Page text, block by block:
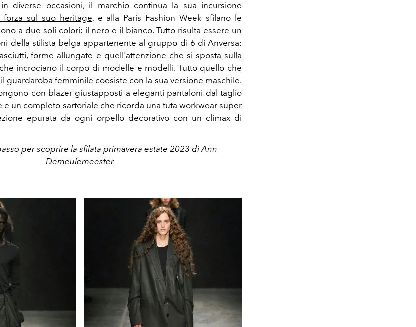
diverse occasioni, il marchio continua la sua incursione
forza sul suo heritage, e alla Paris Fashion Week sfilano le
a due soli colori: il nero e il bianco.Tutto risulta essere un
della stilista belga appartenente al gruppo di 6 di Anversa:
forme allungate e quell'attenzione che si sposta sulla
incrociano il corpo di modelle e modelli. Tutto quello che
guardaroba femminile coesiste con la sua versione maschile.
con blazer giustapposti a eleganti pantaloni dal taglio
e un completo sartoriale che ricorda una tuta workwear super
epurata da ogni orpello decorativo con un climax di
per scoprire la sfilata primavera estate 2023 di Ann
Demeulemeester